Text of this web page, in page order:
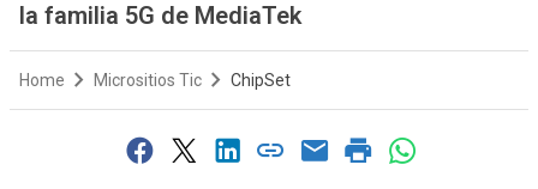
la familia 5G de MediaTek
Home Micrositios Tic ChipSet